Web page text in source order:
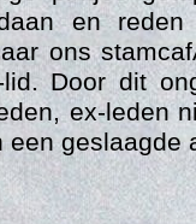
en
ons
Door dit
ex-leden
een geslaagde